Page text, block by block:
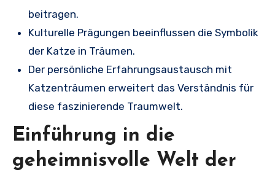
beitragen.
Kulturelle Prägungen beeinflussen die Symbolik
der Katze in Träumen.
Der persönliche Erfahrungsaustausch mit
Katzenträumen erweitert das Verständnis für
diese faszinierende Traumwelt.
Einführung in die
geheimnisvolle Welt der